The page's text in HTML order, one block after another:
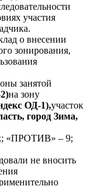
участия
о внесении
зонирования,
занятой
на зону
ОД-1),участок
город Зима,
«ПРОТИВ» – 9;
не вносить